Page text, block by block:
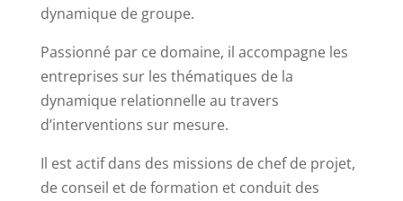
dynamique de groupe.
Passionné par ce domaine, il accompagne les
entreprises sur les thématiques de la
dynamique relationnelle au travers
d’interventions sur mesure.
Il est actif dans des missions de chef de projet,
de conseil et de formation et conduit des